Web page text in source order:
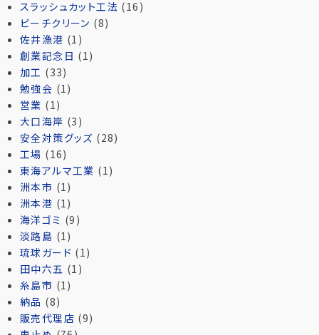
スラッシュカット工法 (16)
ビーチクリーン (8)
佐井漁港 (1)
創業記念日 (1)
加工 (33)
勉強会 (1)
営業 (1)
大口海岸 (3)
安全対策グッズ (28)
工場 (16)
東海アルマ工業 (1)
洲本市 (1)
洲本港 (1)
海洋ゴミ (9)
淡路島 (1)
琉球ガード (1)
田中六五 (1)
糸島市 (1)
納品 (8)
販売代理店 (9)